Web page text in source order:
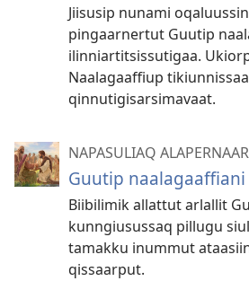
Jiisusip nunami
pingaarnertut Guutip
ilinniartitsissutigaa.
Naalagaaffiup tikiunnissaa
qinnutigisarsimavaat.
NAPASULIAQ
Guutip
Biibilimik al­lat­tut arlal­lit
kun­ngiusus­saq pil­lugu
tamak­ku inum­mut
qis­saar­put.